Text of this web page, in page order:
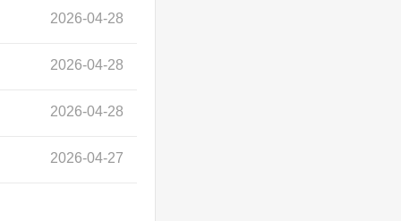
2026-04-28
2026-04-28
2026-04-28
2026-04-27